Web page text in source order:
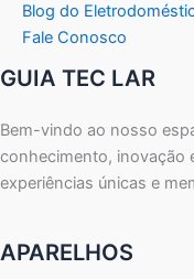
Blog do
Fale Conosco
GUIA TEC LAR
Bem-vindo ao nosso
conhecimento, inovação
experiências únicas e
APARELHOS